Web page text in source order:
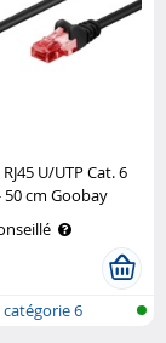
U/UTP Cat. 6
50 cm Goobay
catégorie 6